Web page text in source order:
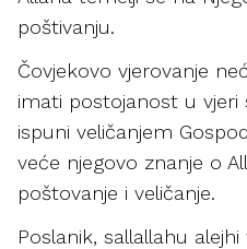
poštivanju.
Čovjekovo vjerovanje
imati postojanost u vjeri
ispuni veličanjem
veće njegovo znanje o
poštovanje i veličanje.
Poslanik, sallallahu